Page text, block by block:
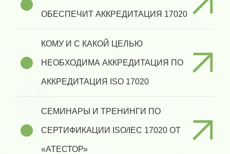
ОБЕСПЕЧИТ АККРЕДИТАЦИЯ 17020
КОМУ И С КАКОЙ ЦЕЛЬЮ
НЕОБХОДИМА АККРЕДИТАЦИЯ ПО
АККРЕДИТАЦИЯ ISO 17020
СЕМИНАРЫ И ТРЕНИНГИ ПО
СЕРТИФИКАЦИИ ISO/IEC 17020 ОТ
«АТЕСТОР»